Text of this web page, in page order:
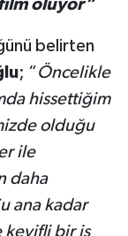
oluyor”
belirten
; “ Öncelikle
hissettiğim
olduğu
ile
daha
ana kadar
keyifli bir iş